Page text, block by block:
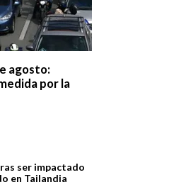
agosto:
por la
ser impactado
en Tailandia